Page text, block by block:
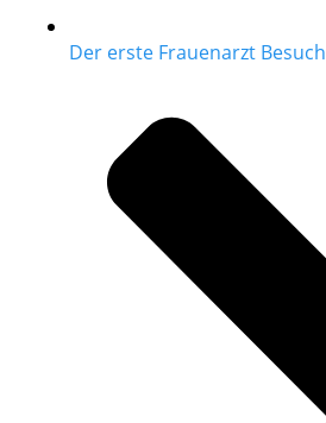
Der erste Frauenarzt Besuch